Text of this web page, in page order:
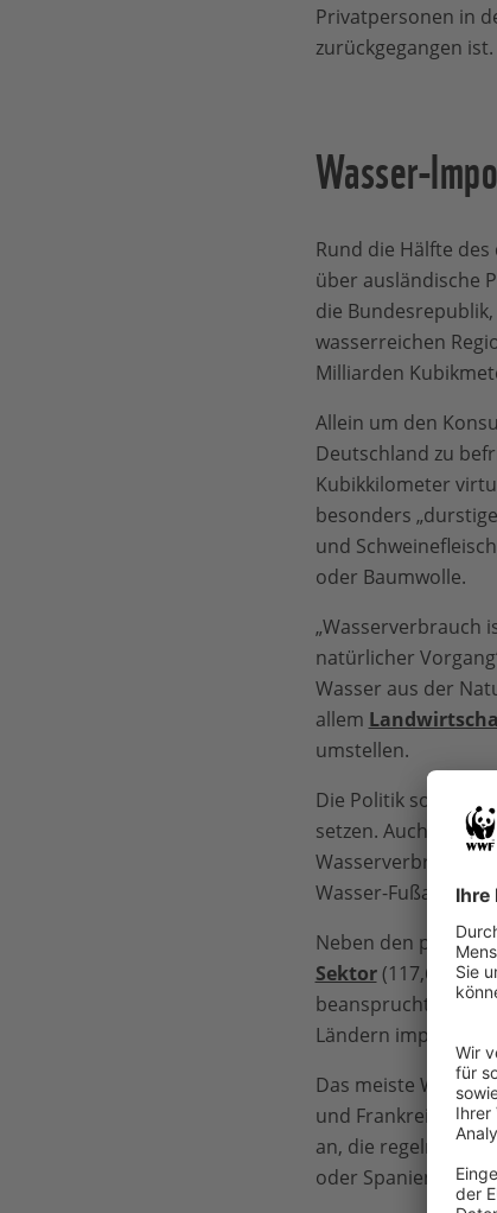
Privatpersonen in
zurückgegangen ist.
Wasser-
Rund die Hälfte
über ausländische
die
wasserreichen
Milliarden
Allein um den
Deutschland zu
Kubikkilometer
besonders
und
oder Baumwolle.
„Wasserverbrauch
natürlicher
Wasser aus der
allem
umstellen.
Die Politik solle, so
setzen. Auch
Wasserverbrauch
Wasser-
Neben den
Sektor(117,6
beansprucht über
Ländern
Das meiste
und Frankreich
an, die regelmäßig
oder Spanien (1,8).